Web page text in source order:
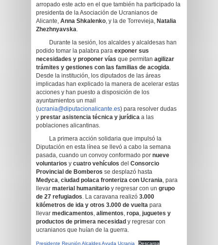
arropado este acto en el que también ha participado la
presidenta de la Asociación de Ucranianos de
Alicante, Anna Shkalenko, y la de Torrevieja, Natalia
Zhezhnyavska.
Durante la sesión, los alcaldes y alcaldesas han
podido tomar la palabra para exponer sus
necesidades y proponer vías que permitan agilizar
trámites y gestiones con las familias de acogida.
Desde la institución, los diputados de las áreas
implicadas han explicado la manera de acelerar estas
acciones y han puesto a disposición de los
ayuntamientos un mail
(ucrania@diputacionalicante.es) para resolver dudas
y prestar asistencia técnica y jurídica a las
poblaciones alicantinas.
La primera acción solidaria que impulsó la
Diputación en esta línea se llevó a cabo la semana
pasada, cuando un convoy conformado por nueve
voluntarios y cuatro vehículos del Consorcio
Provincial de Bomberos se desplazó hasta
Medyca, ciudad polaca fronteriza con Ucrania, para
llevar material humanitario y regresar con un grupo
de 27 refugiados. La caravana realizó 3.000
kilómetros de ida y otros 3.000 de vuelta para
llevar medicamentos, alimentos, ropa, juguetes y
productos de primera necesidad y regresar con
ucranianos que huían de la guerra.
Presidente Reunión Alcaldes Ayuda Ucrania Descarga